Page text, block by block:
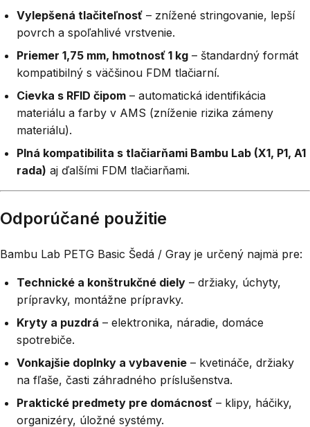
Vylepšená tlačiteľnosť – znížené stringovanie, lepší
povrch a spoľahlivé vrstvenie.
Priemer 1,75 mm, hmotnosť 1 kg – štandardný formát
kompatibilný s väčšinou FDM tlačiarní.
Cievka s RFID čipom – automatická identifikácia
materiálu a farby v AMS (zníženie rizika zámeny
materiálu).
Plná kompatibilita s tlačiarňami Bambu Lab (X1, P1, A1
rada) aj ďalšími FDM tlačiarňami.
Odporúčané použitie
Bambu Lab PETG Basic Šedá / Gray je určený najmä pre:
Technické a konštrukčné diely – držiaky, úchyty,
prípravky, montážne prípravky.
Kryty a puzdrá – elektronika, náradie, domáce
spotrebiče.
Vonkajšie doplnky a vybavenie – kvetináče, držiaky
na fľaše, časti záhradného príslušenstva.
Praktické predmety pre domácnosť – klipy, háčiky,
organizéry, úložné systémy.